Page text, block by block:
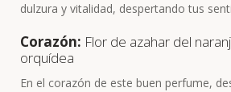
dulzura y vitalidad, despertando tus
Corazón: Flor de azahar del
orquídea
En el corazón de este buen perfume,